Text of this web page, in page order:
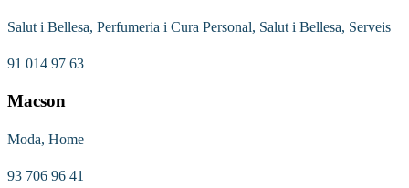
Salut i Bellesa, Perfumeria i Cura Personal, Salut i Bellesa, Serveis
91 014 97 63
Macson
Moda, Home
93 706 96 41